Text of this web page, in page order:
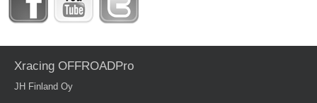
Xracing OFFROADPro
JH Finland Oy